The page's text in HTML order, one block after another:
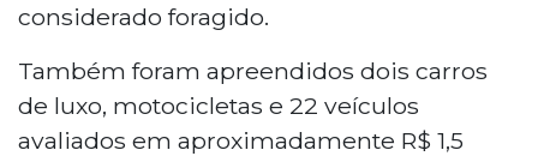
considerado foragido.
Também foram apreendidos dois carros
de luxo, motocicletas e 22 veículos
avaliados em aproximadamente R$ 1,5